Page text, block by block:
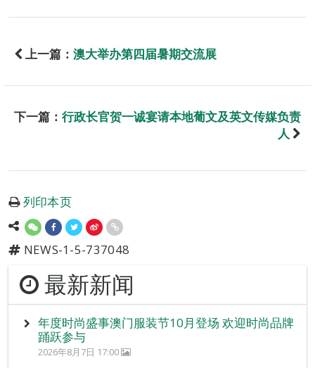
上一篇： 澳大举办第四届暑期交流展
下一篇： 行政长官贺一诚宴请本地葡文及英文传媒负责
人
列印本页
NEWS-1-5-737048
最新新闻
年度时尚盛事澳门服装节10月登场 欢迎时尚品牌
踊跃参与
2026年8月7日 17:00